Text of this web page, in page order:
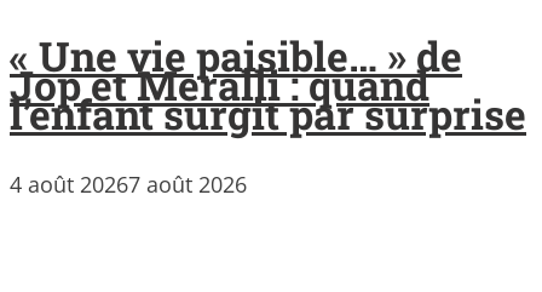
« Une vie paisible… » de
Jop et Meralli : quand
l’enfant surgit par surprise
4 août 20267 août 2026